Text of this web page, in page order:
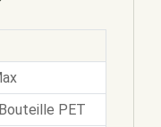
PET